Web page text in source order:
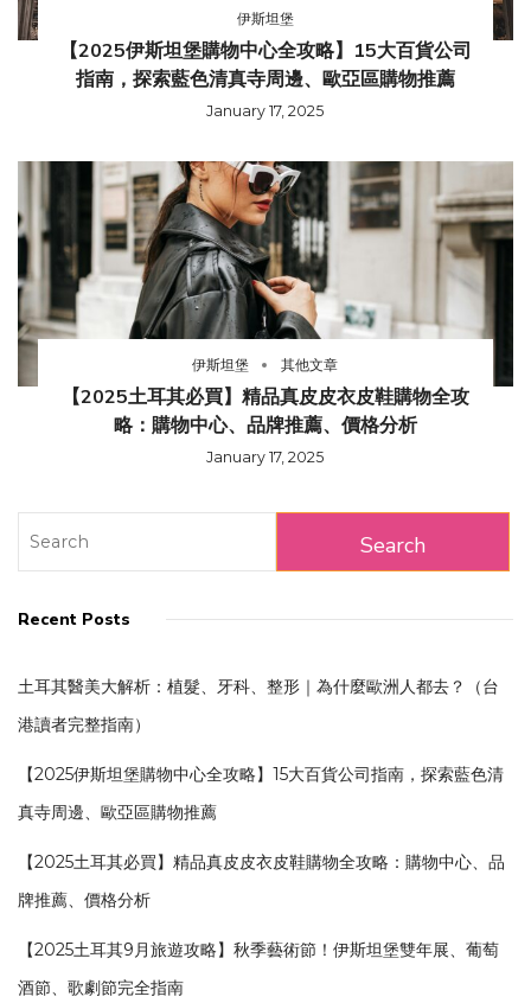
伊斯坦堡
【2025伊斯坦堡購物中心全攻略】15大百貨公司
指南，探索藍色清真寺周邊、歐亞區購物推薦
January 17, 2025
伊斯坦堡 其他文章
【2025土耳其必買】精品真皮皮衣皮鞋購物全攻
略：購物中心、品牌推薦、價格分析
January 17, 2025
Recent Posts
土耳其醫美大解析：植髮、牙科、整形｜為什麼歐洲人都去？（台
港讀者完整指南）
【2025伊斯坦堡購物中心全攻略】15大百貨公司指南，探索藍色清
真寺周邊、歐亞區購物推薦
【2025土耳其必買】精品真皮皮衣皮鞋購物全攻略：購物中心、品
牌推薦、價格分析
【2025土耳其9月旅遊攻略】秋季藝術節！伊斯坦堡雙年展、葡萄
酒節、歌劇節完全指南